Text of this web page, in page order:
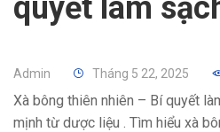
quyết làm
liệu
Admin Tháng 5 22, 2025
Xà bông thiên nhiên – Bí quyết
mịnh từ dược liệu . Tìm hiểu xà